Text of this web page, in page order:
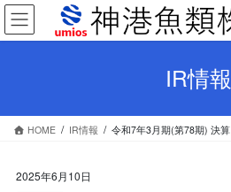
コ
ン
テ
ス
ナ
ビ
ゲ
ン
IR情報
HOME IR情報 令和7年3月期(第78期) 決算
2025年6月10日